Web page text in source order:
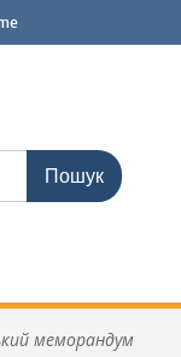
меморандум